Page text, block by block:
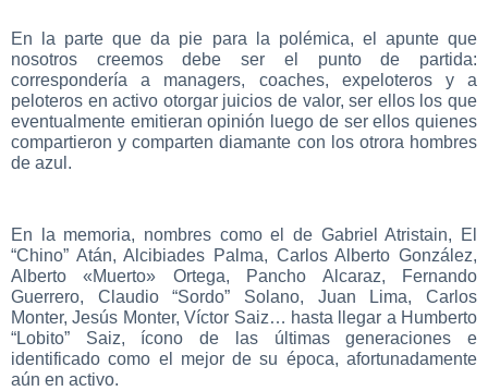
En la parte que da pie para la polémica, el apunte que
nosotros creemos debe ser el punto de partida:
correspondería a managers, coaches, expeloteros y a
peloteros en activo otorgar juicios de valor, ser ellos los que
eventualmente emitieran opinión luego de ser ellos quienes
compartieron y comparten diamante con los otrora hombres
de azul.
En la memoria, nombres como el de Gabriel Atristain, El
“Chino” Atán, Alcibiades Palma, Carlos Alberto González,
Alberto «Muerto» Ortega, Pancho Alcaraz, Fernando
Guerrero, Claudio “Sordo” Solano, Juan Lima, Carlos
Monter, Jesús Monter, Víctor Saiz… hasta llegar a Humberto
“Lobito” Saiz, ícono de las últimas generaciones e
identificado como el mejor de su época, afortunadamente
aún en activo.